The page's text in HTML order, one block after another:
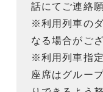
話にてご連絡
※利用列車の
なる場合がご
※利用列車指
座席はグルー